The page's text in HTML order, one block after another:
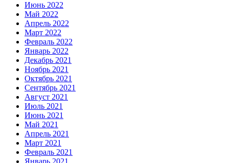
Июнь 2022
Май 2022
Апрель 2022
Март 2022
Февраль 2022
Январь 2022
Декабрь 2021
Ноябрь 2021
Октябрь 2021
Сентябрь 2021
Август 2021
Июль 2021
Июнь 2021
Май 2021
Апрель 2021
Март 2021
Февраль 2021
Январь 2021